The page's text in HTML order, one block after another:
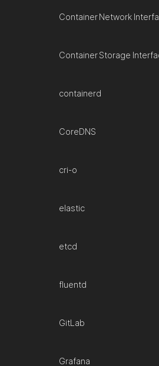
Container Network
Container Storage
containerd
CoreDNS
cri-o
elastic
etcd
fluentd
GitLab
Grafana